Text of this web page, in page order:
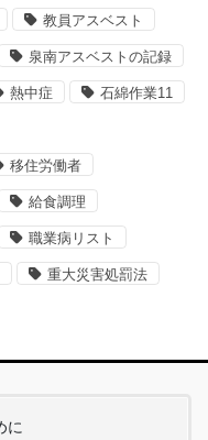
教員アスベスト
泉南アスベストの記録
熱中症 石綿作業11
移住労働者
給食調理
職業病リスト
重大災害処罰法
に